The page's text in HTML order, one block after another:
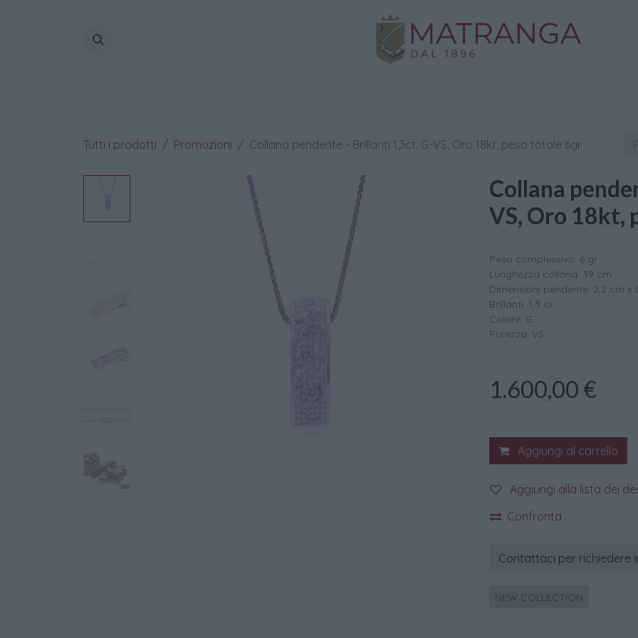
Tutti i prodotti Promozioni Collana pendente - Brillanti 1,3ct. G-VS, Oro 18kt, peso totale 6gr
Collana
VS, Oro 18kt,
Peso complessivo: 6 gr
Lunghezza collana: 39 cm
Dimensioni pendente: 2,2 cm x
Brillanti: 1,3 ct.
Colore: G
Purezza: VS
1.600,00 €
Aggiungi al carrello
Aggiungi alla lista dei
Confronta
Contattaci per richiedere
NEW COLLECTION